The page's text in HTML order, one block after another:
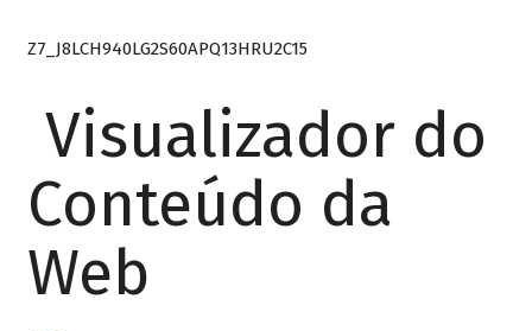
Z7_J8LCH940LG2S60APQ13HRU2C15
Visualizador do
Conteúdo da
Web